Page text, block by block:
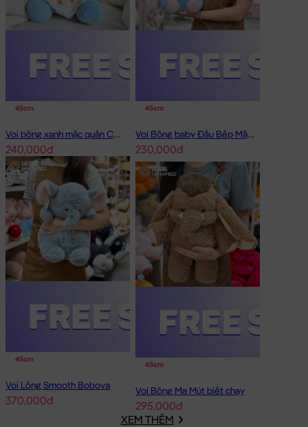
45cm
Voi bông xanh mặc quần Chip
240,000đ
45cm
Voi Bông baby Đầu Bếp Mặc Yếm
230,000đ
45cm
Voi Lông Smooth Bobova
370,000đ
45cm
Voi Bông Ma Mút biết chạy
295,000đ
XEM THÊM